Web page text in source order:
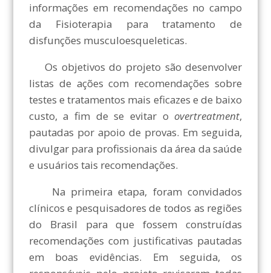
informações em recomendações no campo
da Fisioterapia para tratamento de
disfunções musculoesqueleticas.
Os objetivos do projeto são desenvolver
listas de ações com recomendações sobre
testes e tratamentos mais eficazes e de baixo
custo, a fim de se evitar oovertreatment,
pautadas por apoio de provas. Em seguida,
divulgar para profissionais da área da saúde
e usuários tais recomendações.
Na primeira etapa, foram convidados
clínicos e pesquisadores de todos as regiões
do Brasil para que fossem construídas
recomendações com justificativas pautadas
em boas evidências. Em seguida, os